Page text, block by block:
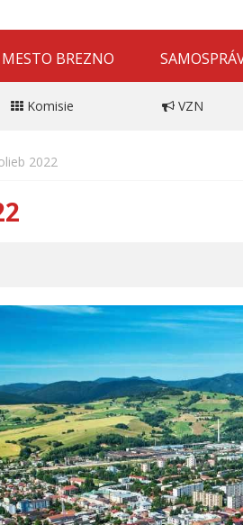
MESTO BREZNO
Komisie VZN
2022